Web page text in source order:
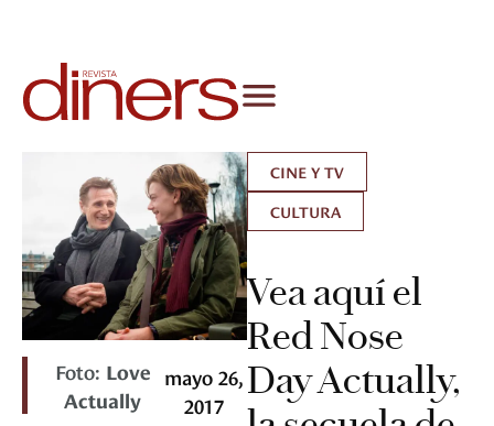
Foto: Love
Actually
mayo 26,
2017
CINE Y TV
CULTURA
Vea aquí el
Red Nose
Day Actually,